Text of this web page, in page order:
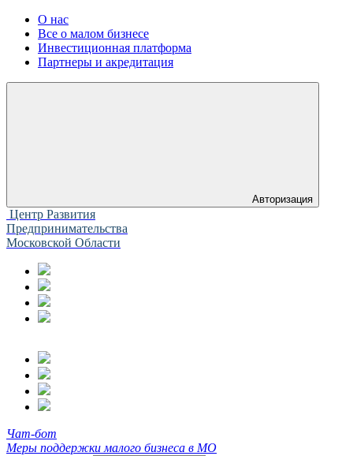
О нас
Все о малом бизнесе
Инвестиционная платформа
Партнеры и акредитация
Авторизация
Центр Развития
Предпринимательства
Московской Области
Чат-бот
Меры поддержки малого бизнеса в МО